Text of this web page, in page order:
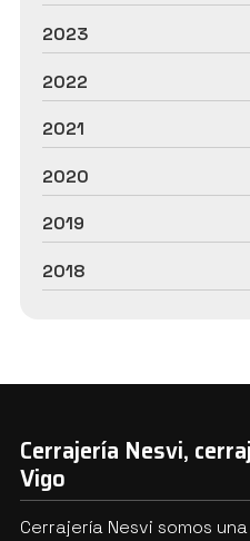
2023
2022
2021
2020
2019
2018
Cerrajería Nesvi,
Vigo
Cerrajería Nesvi somos